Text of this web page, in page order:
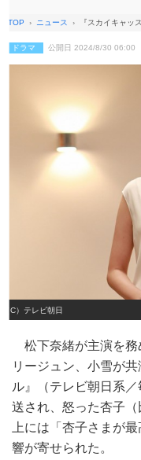
TOP ニュース 『スカイキャッ
ドラマ 公開日 2024/8/30 06:00
（C）テレビ朝日
松下奈緒が主演を務
リージュン、小雪が
ル』（テレビ朝日系
送され、怒った杏子
上には「杏子さまが
響が寄せられた。